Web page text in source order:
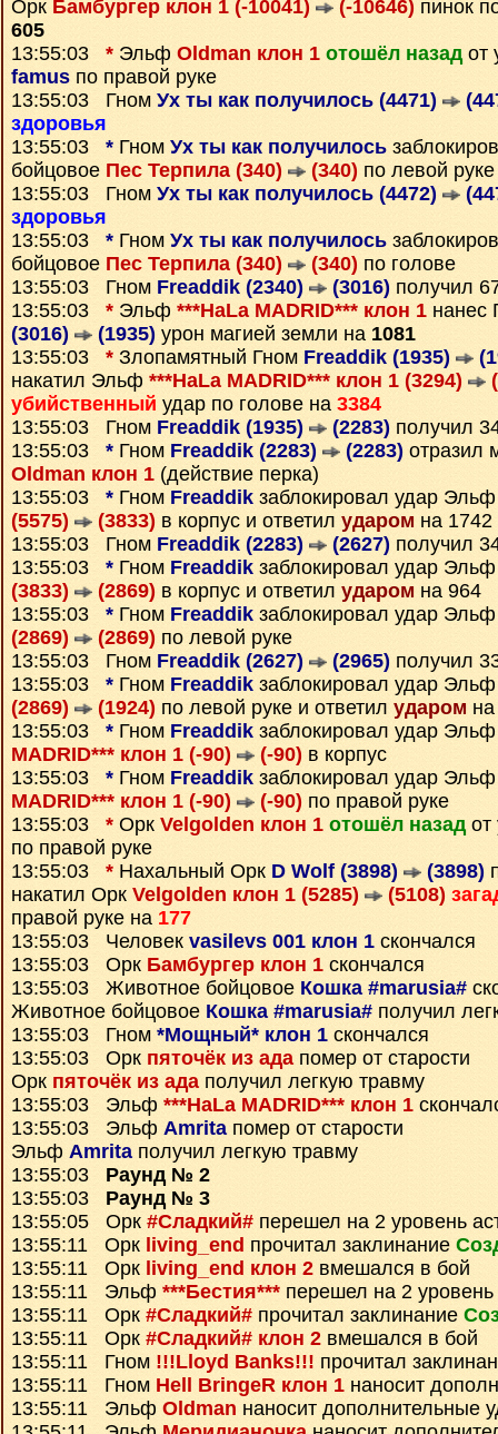
Орк Бамбургер клон 1 (-10041) (-10646) пинок
605
13:55:03 * Эльф Oldman клон 1 отошёл назадот
famus по правой руке
13:55:03 Гном Ух ты как получилось (4471)
здоровья
13:55:03 * Гном Ух ты как получилось
бойцовое Пес Терпила (340) (340) по левой руке
13:55:03 Гном Ух ты как получилось (4472)
здоровья
13:55:03 * Гном Ух ты как получилось
бойцовое Пес Терпила (340) (340) по голове
13:55:03 Гном Freaddik (2340) (3016) получил
13:55:03 * Эльф ***HaLa MADRID*** клон 1 нанес
(3016)
(1935) урон магией земли на 1081
13:55:03 * Злопамятный Гном Freaddik (1935)
накатил Эльф ***HaLa MADRID*** клон 1 (3294)
убийственный удар по голове на 3384
13:55:03 Гном Freaddik (1935) (2283) получил
13:55:03 * Гном Freaddik (2283) (2283) отразил
Oldman клон 1 (действие перка)
13:55:03 * Гном Freaddik заблокировал удар
(5575)
(3833) в корпус и ответил ударом на 1742
13:55:03 Гном Freaddik (2283) (2627) получил
13:55:03 * Гном Freaddik заблокировал удар
(3833)
(2869) в корпус и ответил ударом на 964
13:55:03 * Гном Freaddik заблокировал удар
(2869)
(2869) по левой руке
13:55:03 Гном Freaddik (2627) (2965) получил
13:55:03 * Гном Freaddik заблокировал удар
(2869)
(1924) по левой руке и ответил ударом
13:55:03 * Гном Freaddik заблокировал удар
MADRID*** клон 1 (-90)
(-90) в корпус
13:55:03 * Гном Freaddik заблокировал удар
MADRID*** клон 1 (-90)
(-90) по правой руке
13:55:03 * Орк Velgolden клон 1 отошёл назадот
по правой руке
13:55:03 * Нахальный Орк D Wolf (3898) (3898)
накатил Орк Velgolden клон 1 (5285) (5108)
правой руке на 177
13:55:03 Человек vasilevs 001 клон 1 скончался
13:55:03 Орк Бамбургер клон 1 скончался
13:55:03 Животное бойцовое Кошка #marusia#
Животное бойцовое Кошка #marusia# получил
13:55:03 Гном *Мощный* клон 1 скончался
13:55:03 Орк пяточёк из адапомер от старости
Орк пяточёк из ада получил легкую травму
13:55:03 Эльф ***HaLa MADRID*** клон 1
13:55:03 Эльф Amritaпомер от старости
Эльф Amrita получил легкую травму
13:55:03 Раунд № 2
13:55:03 Раунд № 3
13:55:05 Орк #Сладкий# перешел на 2 уровень
13:55:11 Орк living_end прочитал заклинание
13:55:11 Орк living_end клон 2 вмешался в бой
13:55:11 Эльф ***Бестия*** перешел на 2 уровень
13:55:11 Орк #Сладкий# прочитал заклинание
13:55:11 Орк #Сладкий# клон 2 вмешался в бой
13:55:11 Гном !!!Lloyd Banks!!! прочитал
13:55:11 Гном Hell BringeR клон 1 наносит
13:55:11 Эльф Oldman наносит дополнительные